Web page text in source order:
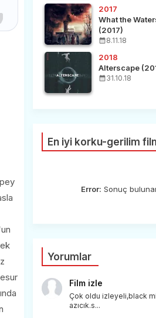
2017
What the
(2017)
8.11.18
2018
Alterscape
31.10.18
En iyi korku-gerilim
Error: Sonuç
Yorumlar
Film izle
Çok oldu izleyeli,black
azıcık.s...